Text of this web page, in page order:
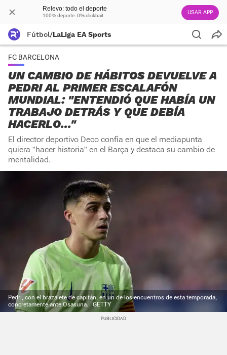
Relevo: todo el deporte
100% deporte. 0% clickbait USAR APP
Fútbol/LaLiga EA Sports
FC BARCELONA
UN CAMBIO DE HÁBITOS DEVUELVE A
PEDRI AL PRIMER ESCALAFÓN
MUNDIAL: "ENTENDIÓ QUE HABÍA UN
TRABAJO DETRÁS Y QUE DEBÍA
HACERLO..."
El director deportivo Deco confía en que el mediapunta
quiera "hacer historia" en el Barça y destaca su cambio de
mentalidad.
Pedri, con el brazalete de capitán, en un de los encuentros de esta temporada,
concretamente ante Osasuna.
GETTY